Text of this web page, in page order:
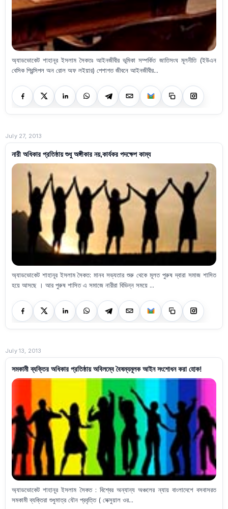
অ্যাডভোকেট শাহানূর ইসলাম সৈকতঃ আইনজীবীর ভূমিকা সম্পর্কিত জাতিসংঘ মূলনীতি (ইউএন
বেসিক প্রিন্সিপল অন রোল অফ লইয়ার) পেশাগত জীবনে আইনজীবীর...
July 27, 2013
নারী অধিকার প্রতিষ্ঠায় শুধু অঙ্গীকার নয়,কার্যকর পদক্ষেপ কাম্য
অ্যাডভোকেট শাহানূর ইসলাম সৈকত: মানব সভ্যতার শুরু থেকে মূলত পুরুষ দ্বারা সমাজ শাসিত
হয়ে আসছে । আর পুরুষ শাসিত এ সমাজে নারীরা বিভিন্ন সময়ে ...
July 13, 2013
সমকামী ব্যক্তির অধিকার প্রতিষ্ঠায় অবিলম্বে বৈষম্যমূলক আইন সংশোধন করা হোক!
অ্যাডভোকেট শাহানূর ইসলাম সৈকত : বিশ্বের অন্যান্য অঞ্চলের ন্যায় বাংলাদেশে বসবাসরত
সমকামী ব্যক্তিরা শুধুমাত্র যৌন প্রবৃত্তি ( সেক্সুয়াল ওর...